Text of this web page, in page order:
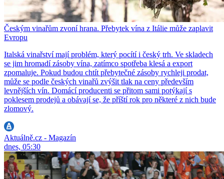
Českým vinařům zvoní hrana. Přebytek vína z Itálie může zaplavit
Evropu
Italská vinařství mají problém, který pocítí i český trh. Ve skladech
se jim hromadí zásoby vína, zatímco spotřeba klesá a export
zpomaluje. Pokud budou chtít přebytečné zásoby rychleji prodat,
může se podle českých vinařů zvýšit tlak na ceny především
levnějších vín. Domácí producenti se přitom sami potýkají s
poklesem prodejů a obávají se, že příští rok pro některé z nich bude
zlomový.
Aktuálně.cz - Magazín
dnes, 05:30